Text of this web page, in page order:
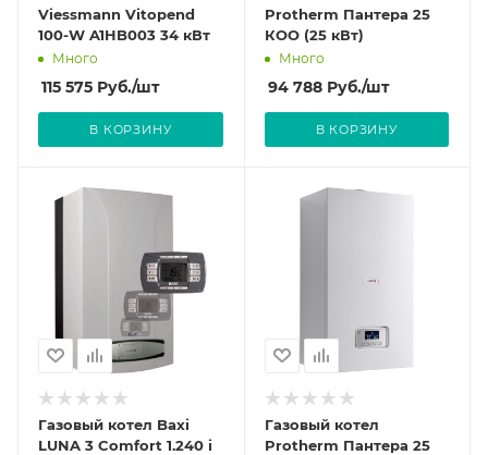
Viessmann Vitopend
100-W A1HB003 34 кВт
Много
115 575 Руб./шт
В КОРЗИНУ
Protherm Пантера 25
КОО (25 кВт)
Много
94 788Руб./шт
В КОРЗИНУ
Газовый котел Baxi
LUNA 3 Comfort 1.240 i
Газовый котел
Protherm Пантера 25